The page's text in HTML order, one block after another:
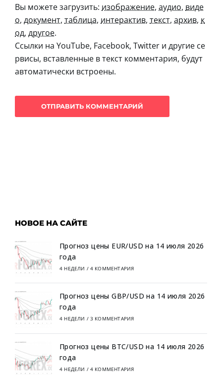
Вы можете загрузить: изображение, аудио, виде
о, документ, таблица, интерактив, текст, архив, к
од, другое.
Ссылки на YouTube, Facebook, Twitter и другие се
рвисы, вставленные в текст комментария, будут
автоматически встроены.
НОВОЕ НА САЙТЕ
Прогноз цены EUR/USD на 14 июля 2026
года
4 НЕДЕЛИ / 4 КОММЕНТАРИЯ
Прогноз цены GBP/USD на 14 июля 2026
года
4 НЕДЕЛИ / 3 КОММЕНТАРИЯ
Прогноз цены BTC/USD на 14 июля 2026
года
4 НЕДЕЛИ / 4 КОММЕНТАРИЯ